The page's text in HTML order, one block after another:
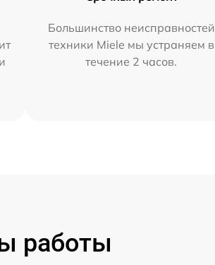
Большинство неисправностей
техники Miele мы устраняем в
течение 2 часов.
работы